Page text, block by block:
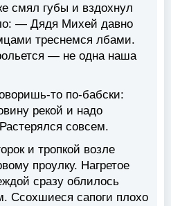
смял губы и вздохнул
— Дядя Михей давно
треснемся лбами.
— не одна наша
то по-бабски:
рекой и надо
совсем.
и тропкой возле
проулку. Нагретое
сразу облилось
Ссохшиеся сапоги плохо